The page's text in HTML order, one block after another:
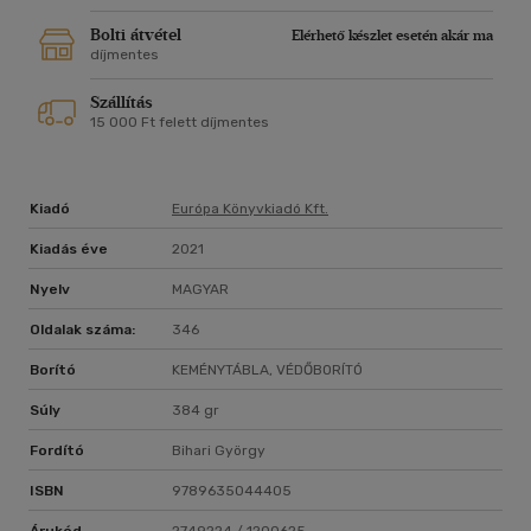
kedvenc írójukat - ezúttal bepillantást nyerhetnek abba,
hogyan is készülnek az általuk olyannyira kedvelt, izgalmas,
rendkívül szórakoztató lehet bárkinek, akit érdekel, hogyan
születnek a sikerkönyvek.
Bolti átvétel
Elérhető készlet esetén akár ma
díjmentes
Szállítás
15 000 Ft felett díjmentes
Kiadó Európa Könyvkiadó Kft.
Kiadás éve 2021
Nyelv MAGYAR
Oldalak száma: 346
Borító KEMÉNYTÁBLA, VÉDŐBORÍTÓ
Súly 384 gr
Fordító Bihari György
ISBN 9789635044405